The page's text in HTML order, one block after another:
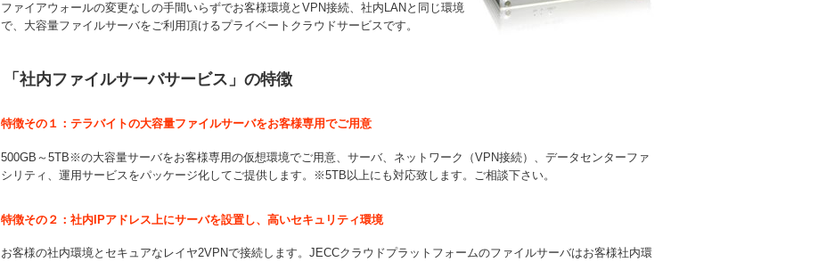
ファイアウォールの変更なしの手間いらずでお客様環境とVPN接続、社内LANと同じ環境
で、大容量ファイルサーバをご利用頂けるプライベートクラウドサービスです。
「社内ファイルサーバサービス」の特徴
特徴その１：テラバイトの大容量ファイルサーバをお客様専用でご用意
500GB～5TB※の大容量サーバをお客様専用の仮想環境でご用意、サーバ、ネットワーク（VPN接続）、データセンターファ
シリティ、運用サービスをパッケージ化してご提供します。※5TB以上にも対応致します。ご相談下さい。
特徴その２：社内IPアドレス上にサーバを設置し、高いセキュリティ環境
お客様の社内環境とセキュアなレイヤ2VPNで接続します。JECCクラウドプラットフォームのファイルサーバはお客様社内環